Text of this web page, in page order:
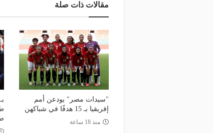
مقالات ذات صلة
"سيدات مصر" يودعن أمم
إفريقيا بـ 15 هدفًا في شباكهن
منذ 18 ساعة